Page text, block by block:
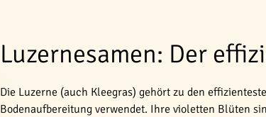
Luzernesamen: Der
Die Luzerne (auch Kleegras) gehört zu den
Bodenaufbereitung verwendet. Ihre violetten Blüten